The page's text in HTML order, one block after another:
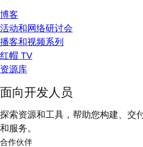
博客
活动和网络研讨会
播客和视频系列
红帽 TV
资源库
面向开发人员
探索资源和工具，帮助您构建、交
和服务。
合作伙伴